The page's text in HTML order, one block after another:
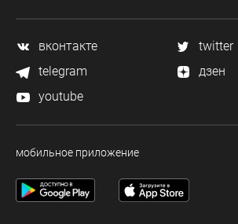
вконтакте
twitter
telegram
дзен
youtube
мобильное приложение